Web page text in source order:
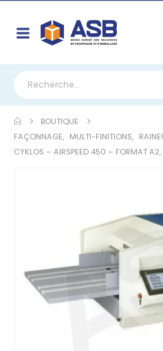
BOUTIQUE
FAÇONNAGE, MULTI-FINITIONS,
CYKLOS – AIRSPEED 450 – FORMAT